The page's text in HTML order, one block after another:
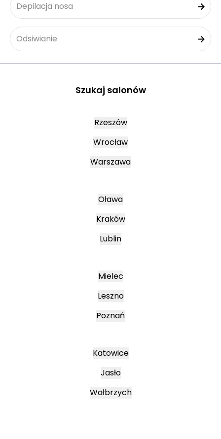
Depilacja nosa
Odsiwianie
Szukaj salonów
Rzeszów
Wrocław
Warszawa
Oława
Kraków
Lublin
Mielec
Leszno
Poznań
Katowice
Jasło
Wałbrzych